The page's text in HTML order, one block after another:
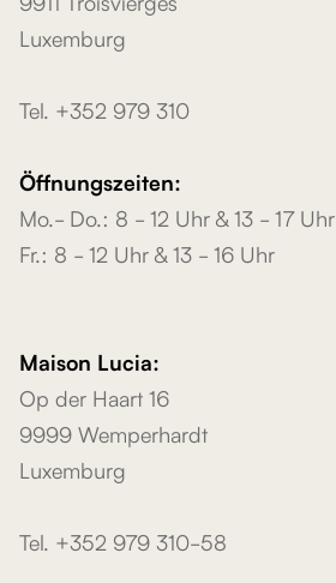
Luxemburg
Tel. +352 979 310
Öffnungszeiten:
Mo.- Do.: 8 - 12 Uhr & 13 - 17 Uhr
Fr.: 8 - 12 Uhr & 13 - 16 Uhr
Maison Lucia:
Op der Haart 16
9999 Wemperhardt
Luxemburg
Tel. +352 979 310-58